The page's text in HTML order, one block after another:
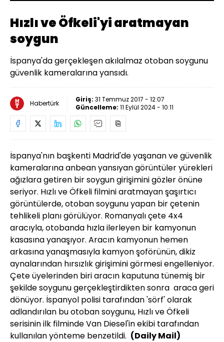
Hızlı ve Öfkeli'yi aratmayan
soygun
İspanya'da gerçekleşen akılalmaz otoban soygunu
güvenlik kameralarına yansıdı.
Habertürk Giriş: 31 Temmuz 2017 - 12:07
Güncelleme: 11 Eylül 2024 - 10:11
İspanya'nın başkenti Madrid'de yaşanan ve güvenlik
kameralarına anbean yansıyan görüntüler yürekleri
ağızlara getiren bir soygun girişimini gözler önüne
seriyor. Hızlı ve Öfkeli filmini aratmayan şaşırtıcı
görüntülerde, otoban soygunu yapan bir çetenin
tehlikeli planı görülüyor. Romanyalı çete 4x4
aracıyla, otobanda hızla ilerleyen bir kamyonun
kasasına yanaşıyor. Aracın kamyonun hemen
arkasına yanaşmasıyla kamyon şoförünün, dikiz
aynalarından hırsızlık girişimini görmesi engelleniyor.
Çete üyelerinden biri aracın kaputuna tünemiş bir
şekilde soygunu gerçekleştirdikten sonra araca geri
dönüyor. İspanyol polisi tarafından 'sörf' olarak
adlandırılan bu otoban soygunu, Hızlı ve Öfkeli
serisinin ilk filminde Van Diesel'in ekibi tarafından
kullanılan yönteme benzetildi. (Daily Mail)